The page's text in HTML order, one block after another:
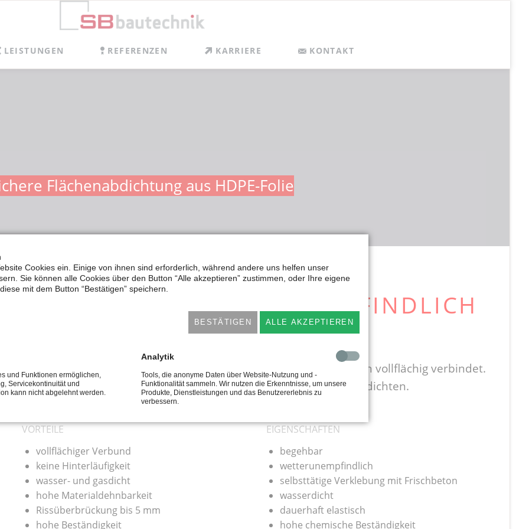
LEISTUNGEN
UND PLANEN
REFERENZEN KARRIERE KONTAKT
Flächenabdichtung aus HDPE-Folie
BEGEHBAR - WETTERUNEMPFINDLICH
auf einem Beschichtungsmaterial, das sich mit frischem Beton vollflächig verbindet.
Möglichkeiten Bauwerke zuverlässig und kostengünstig abzudichten.
VORTEILE
vollflächiger Verbund
keine Hinterläufigkeit
wasser- und gasdicht
hohe Materialdehnbarkeit
Rissüberbrückung bis 5 mm
hohe Beständigkeit
EIGENSCHAFTEN
begehbar
wetterunempfindlich
selbsttätige Verklebung mit Frischbeton
wasserdicht
dauerhaft elastisch
hohe chemische Beständigkeit
Cookies ein. Einige von ihnen sind erforderlich, während andere uns helfen unser
Sie können alle Cookies über den Button “Alle akzeptieren” zustimmen, oder Ihre eigene
mit dem Button “Bestätigen” speichern.
BESTÄTIGEN ALLE AKZEPTIEREN
und Funktionen ermöglichen,
Servicekontinuität und
kann nicht abgelehnt werden.
Analytik
Tools, die anonyme Daten über Website-Nutzung und -
Funktionalität sammeln. Wir nutzen die Erkenntnisse, um unsere
Produkte, Dienstleistungen und das Benutzererlebnis zu
verbessern.